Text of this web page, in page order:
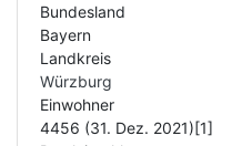
Bundesland
Bayern
Landkreis
Würzburg
Einwohner
4456 (31. Dez. 2021)[1]